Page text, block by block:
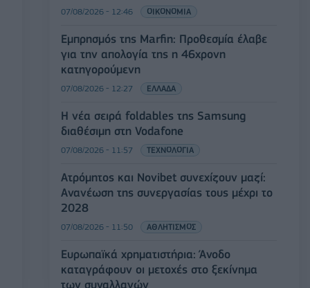
07/08/2026 - 12:46 ΟΙΚΟΝΟΜΙΑ
Εμπρησμός της Marfin: Προθεσμία έλαβε
για την απολογία της η 46χρονη
κατηγορούμενη
07/08/2026 - 12:27 ΕΛΛΑΔΑ
Η νέα σειρά foldables της Samsung
διαθέσιμη στη Vodafone
07/08/2026 - 11:57 ΤΕΧΝΟΛΟΓΙΑ
Ατρόμητος και Novibet συνεχίζουν μαζί:
Ανανέωση της συνεργασίας τους μέχρι το
2028
07/08/2026 - 11:50 ΑΘΛΗΤΙΣΜΟΣ
Ευρωπαϊκά χρηματιστήρια: Άνοδο
καταγράφουν οι μετοχές στο ξεκίνημα
των συναλλαγών